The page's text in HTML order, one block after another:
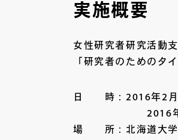
実施概要
女性研究者研究活動
「研究者のためのタ
日 時：2016年2月
2016年2月27
場 所：北海道大学